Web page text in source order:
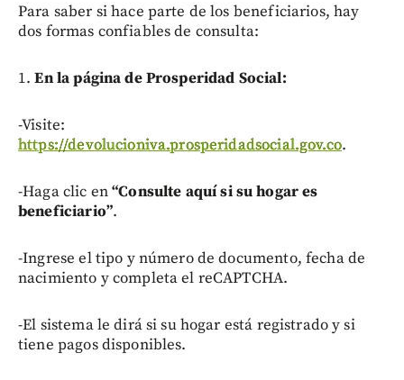
Para saber si hace parte de los beneficiarios, hay
dos formas confiables de consulta:
1.En la página de Prosperidad Social:
-Visite:
https://devolucioniva.prosperidadsocial.gov.co.
-Haga clic en“Consulte aquí si su hogar es
beneficiario”.
-Ingrese el tipo y número de documento, fecha de
nacimiento y completa el reCAPTCHA.
-El sistema le dirá si su hogar está registrado y si
tiene pagos disponibles.